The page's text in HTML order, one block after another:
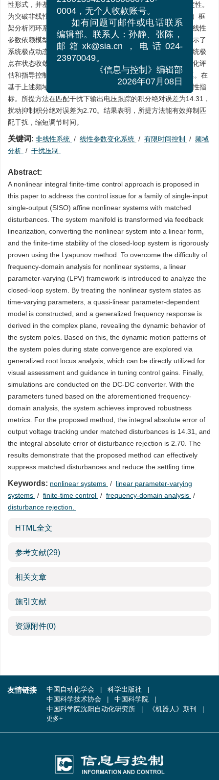
性形式，并基于Lyapunov方法证明了闭环系统的有限时间稳定性。
为突破非线性系统频域分析的难题，引入线性参数变化（LPV）框
架分析闭环系统，将非线性系统状态伪装为时变参数，构建准线性
参数依赖模型，并且在复平面内推导出广义频率响应，从而揭示了
系统极点动态行为。在此基础上，通过分析广义根轨迹探寻系统极
点在状态收敛条件下的动态运动规律，该规律可直接用于可视化评
估和指导控制增益的调谐。最后，对DC-DC变换器进行了仿真。在
基于上述频域分析所整定的参数下，该系统获得了更优的鲁棒性指
标。所提方法在匹配干扰下输出电压跟踪的积分绝对误差为14.31，
扰动抑制积分绝对误差为2.70。结果表明，所提方法能有效抑制匹
配干扰，缩短调节时间。
关键词: 非线性系统 / 线性参数变化系统 / 有限时间控制 / 频域
分析 / 干扰压制
Abstract:
A nonlinear integral finite-time control approach is proposed in
this paper to address the control issue for a family of single-input
single-output (SISO) affine nonlinear systems with matched
disturbances. The system manifold is transformed via feedback
linearization, converting the nonlinear system into a linear form,
and the finite-time stability of the closed-loop system is rigorously
proven using the Lyapunov method. To overcome the difficulty of
frequency-domain analysis for nonlinear systems, a linear
parameter-varying (LPV) framework is introduced to analyze the
closed-loop system. By treating the nonlinear system states as
time-varying parameters, a quasi-linear parameter-dependent
model is constructed, and a generalized frequency response is
derived in the complex plane, revealing the dynamic behavior of
the system poles. Based on this, the dynamic motion patterns of
the system poles during state convergence are explored via
generalized root locus analysis, which can be directly utilized for
visual assessment and guidance in tuning control gains. Finally,
simulations are conducted on the DC-DC converter. With the
parameters tuned based on the aforementioned frequency-
domain analysis, the system achieves improved robustness
metrics. For the proposed method, the integral absolute error of
output voltage tracking under matched disturbances is 14.31, and
the integral absolute error of disturbance rejection is 2.70. The
results demonstrate that the proposed method can effectively
suppress matched disturbances and reduce the settling time.
Keywords: nonlinear systems / linear parameter-varying
systems / finite-time control / frequency-domain analysis /
disturbance rejection.
HTML全文
参考文献(29)
相关文章
施引文献
资源附件(0)
友情链接 中国自动化学会
科学出版社
中国科学技术协会
中国科学院
中国科学院沈阳自动化研究所
《机器人》期刊
更多+
21001394201050000710-
0004，无个人收款账号。
如有问题可邮件或电话联系
编辑部。联系人：孙静、张陈，
邮箱xk@sia.cn，电话024-
23970049。
《信息与控制》编辑部
2026年07月08日